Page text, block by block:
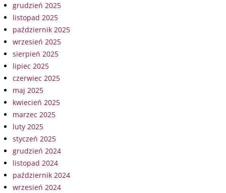
grudzień 2025
listopad 2025
październik 2025
wrzesień 2025
sierpień 2025
lipiec 2025
czerwiec 2025
maj 2025
kwiecień 2025
marzec 2025
luty 2025
styczeń 2025
grudzień 2024
listopad 2024
październik 2024
wrzesień 2024